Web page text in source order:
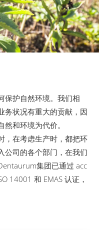
保护自然环境。我们相
务状况有重大的贡献，因
和环境为代价。
，在考虑生产时，都把环
公司的各个部门，在我们
集团已通过 acc
14001 和 EMAS 认证，